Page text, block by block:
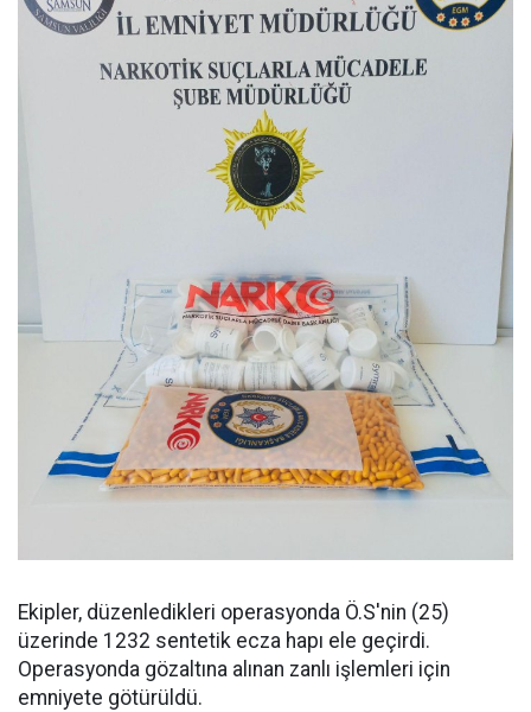
Ekipler, düzenledikleri operasyonda Ö.S'nin (25)
üzerinde 1232 sentetik ecza hapı ele geçirdi.
Operasyonda gözaltına alınan zanlı işlemleri için
emniyete götürüldü.